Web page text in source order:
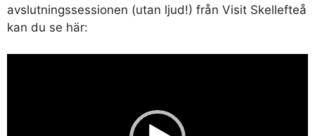
avslutningssessionen (utan ljud!) från Visit Skellefteå
kan du se här: